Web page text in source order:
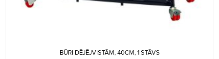
BŪRI DĒJĒJVISTĀM, 40CM, 1 STĀVS